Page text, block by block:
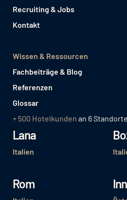
Recruiting & Jobs
Kontakt
Wissen & Ressourcen
Fachbeiträge & Blog
Referenzen
Glossar
+ 500 Hotelkunden an 6
Lana
Italien
Rom